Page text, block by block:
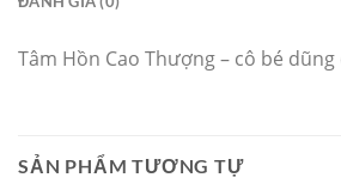
Tâm Hồn Cao Thượng – cô bé dũng
SẢN PHẨM TƯƠNG TỰ